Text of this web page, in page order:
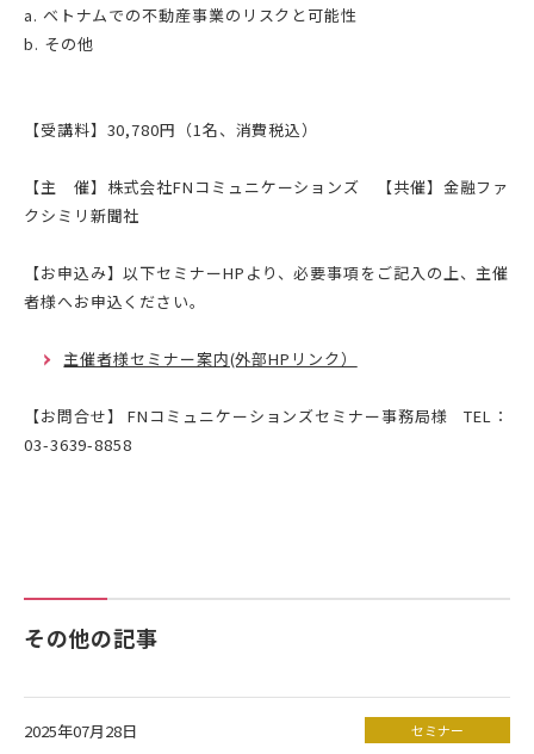
a. ベトナムでの不動産事業のリスクと可能性
b. その他
【受講料】30,780円（1名、消費税込）
【主 催】株式会社FNコミュニケーションズ 【共催】金融ファ
クシミリ新聞社
【お申込み】以下セミナーHPより、必要事項をご記入の上、主催
者様へお申込ください。
主催者様セミナー案内(外部HPリンク）
【お問合せ】 FNコミュニケーションズセミナー事務局様 TEL：
03-3639-8858
その他の記事
2025年07月28日 セミナー